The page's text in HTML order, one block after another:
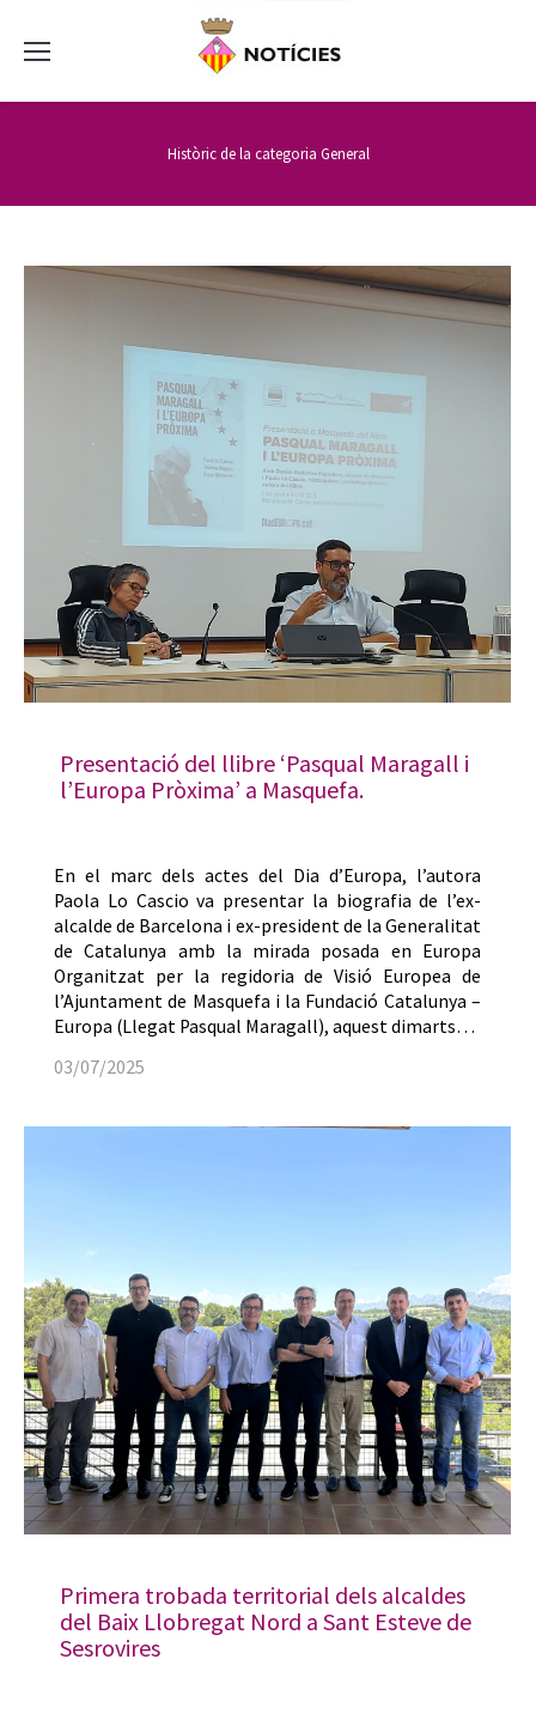
Històric de la categoria General
Presentació del llibre ‘Pasqual Maragall i
l’Europa Pròxima’ a Masquefa.
En el marc dels actes del Dia d’Europa, l’autora
Paola Lo Cascio va presentar la biografia de l’ex-
alcalde de Barcelona i ex-president de la Generalitat
de Catalunya amb la mirada posada en Europa
Organitzat per la regidoria de Visió Europea de
l’Ajuntament de Masquefa i la Fundació Catalunya –
Europa (Llegat Pasqual Maragall), aquest dimarts…
03/07/2025
Primera trobada territorial dels alcaldes
del Baix Llobregat Nord a Sant Esteve de
Sesrovires